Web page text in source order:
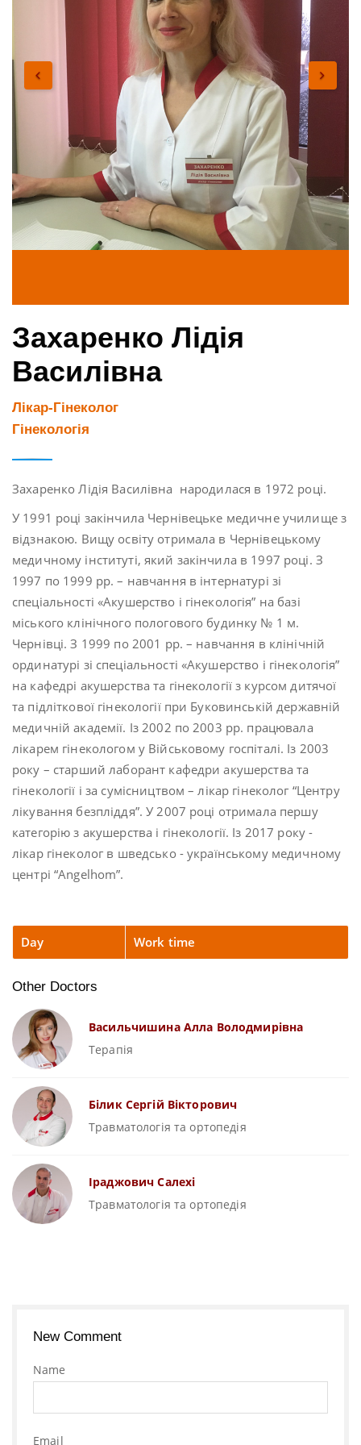
Захаренко Лідія
Василівна
Лікар-Гінеколог
Гінекологія
Захаренко Лідія Василівна народилася в 1972 році.
У 1991 році закінчила Чернівецьке медичне училище з
відзнакою. Вищу освіту отримала в Чернівецькому
медичному інституті, який закінчила в 1997 році. З
1997 по 1999 рр. – навчання в інтернатурі зі
спеціальності «Акушерство і гінекологія” на базі
міського клінічного пологового будинку № 1 м.
Чернівці. З 1999 по 2001 рр. – навчання в клінічній
ординатурі зі спеціальності «Акушерство і гінекологія”
на кафедрі акушерства та гінекології з курсом дитячої
та підліткової гінекології при Буковинській державній
медичній академії. Із 2002 по 2003 рр. працювала
лікарем гінекологом у Військовому госпіталі. Із 2003
року – старший лаборант кафедри акушерства та
гінекології і за сумісництвом – лікар гінеколог “Центру
лікування безпліддя”. У 2007 році отримала першу
категорію з акушерства і гінекології. Із 2017 року -
лікар гінеколог в шведсько - українському медичному
центрі “Angelhom”.
Day Work time
Other Doctors
Васильчишина Алла Володмирівна
Терапія
Білик Сергій Вікторович
Травматологія та ортопедія
Іраджович Салехі
Травматологія та ортопедія
New Comment
Name
Email